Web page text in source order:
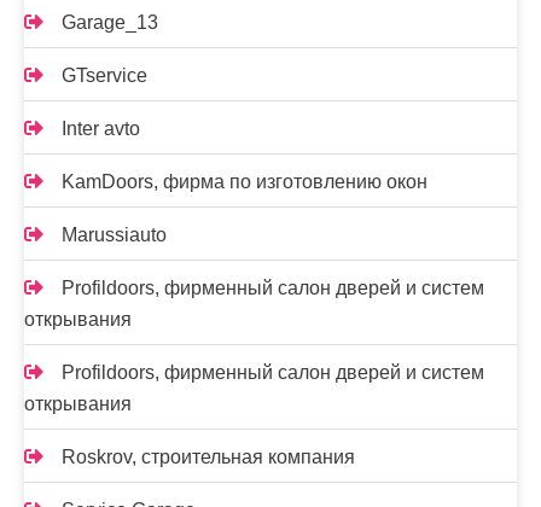
Garage_13
GTservice
Inter avto
KamDoors, фирма по изготовлению окон
Marussiauto
Profildoors, фирменный салон дверей и систем
открывания
Profildoors, фирменный салон дверей и систем
открывания
Roskrov, строительная компания